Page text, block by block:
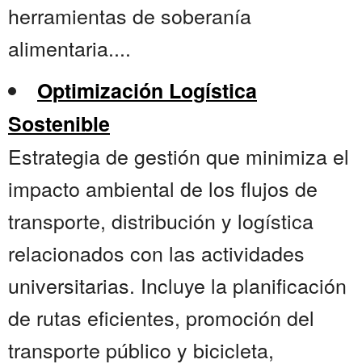
herramientas de soberanía
alimentaria....
Optimización Logística
Sostenible
Estrategia de gestión que minimiza el
impacto ambiental de los flujos de
transporte, distribución y logística
relacionados con las actividades
universitarias. Incluye la planificación
de rutas eficientes, promoción del
transporte público y bicicleta,